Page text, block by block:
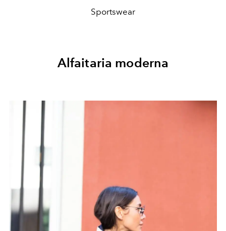
Sportswear
Alfaitaria moderna